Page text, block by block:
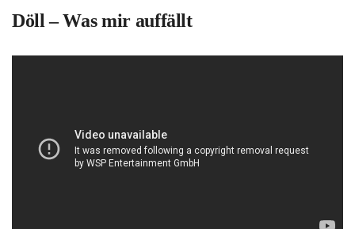
Döll – Was mir auffällt